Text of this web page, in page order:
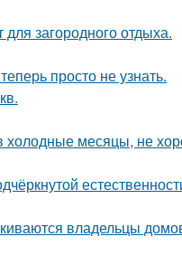
загородного отдыха.
просто не узнать.
месяцы, не
владельцы